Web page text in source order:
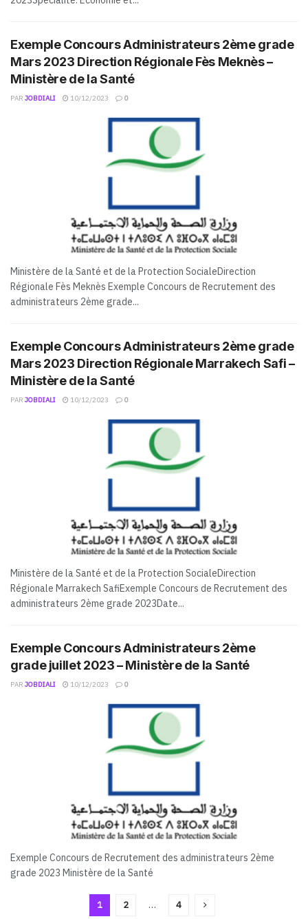
Exemple Concours Administrateurs 2ème grade
Mars 2023 Direction Régionale Fès Meknès –
Ministère de la Santé
PAR JOBDIALI 10/12/2023 0
Ministère de la Santé et de la Protection SocialeDirection
Régionale Fès Meknès Exemple Concours de Recrutement des
administrateurs 2ème grade...
Exemple Concours Administrateurs 2ème grade
Mars 2023 Direction Régionale Marrakech Safi –
Ministère de la Santé
PAR JOBDIALI 10/12/2023 0
Ministère de la Santé et de la Protection SocialeDirection
Régionale Marrakech SafiExemple Concours de Recrutement des
administrateurs 2ème grade 2023Date...
Exemple Concours Administrateurs 2ème
grade juillet 2023 – Ministère de la Santé
PAR JOBDIALI 10/12/2023 0
Exemple Concours de Recrutement des administrateurs 2ème
grade 2023 Ministère de la Santé
1 2 … 4